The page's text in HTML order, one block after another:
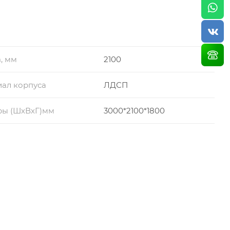
мм 2100
корпуса ЛДСП
(ШхВхГ)мм 3000*2100*1800